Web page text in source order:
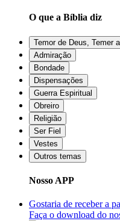
O que a Bíblia diz
Temor de Deus, Temer
Admiração
Bondade
Dispensações
Guerra Espiritual
Obreiro
Religião
Ser Fiel
Vestes
Outros temas
Nosso APP
Gostaria de receber a
Faça o download do